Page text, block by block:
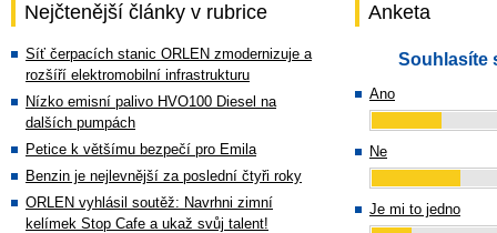
Nejčtenější články v rubrice
Síť čerpacích stanic ORLEN zmodernizuje a
rozšíří elektromobilní infrastrukturu
Nízko emisní palivo HVO100 Diesel na
dalších pumpách
Petice k většímu bezpečí pro Emila
Benzin je nejlevnější za poslední čtyři roky
ORLEN vyhlásil soutěž: Navrhni zimní
kelímek Stop Cafe a ukaž svůj talent!
Anketa
Souhlasíte
Ano
Ne
Je mi to jedno